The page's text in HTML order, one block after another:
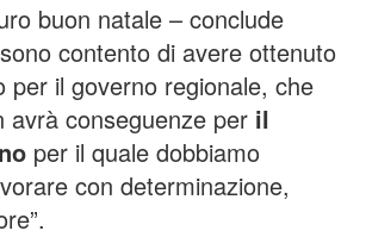
buon natale – conclude
contento di avere ottenuto
per il governo regionale, che
avrà conseguenze per il
per il quale dobbiamo
con determinazione,